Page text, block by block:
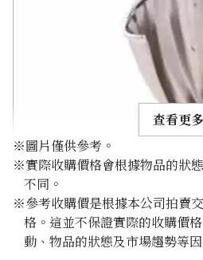
Paraiba tourmaline brooch
參考回收價
查看更多
※圖片僅供參考。
※實際收購價格會根據物品的狀
不同。
※參考收購價是根據本公司拍賣
格。這並不保證實際的收購價
動、物品的狀態及市場趨勢等